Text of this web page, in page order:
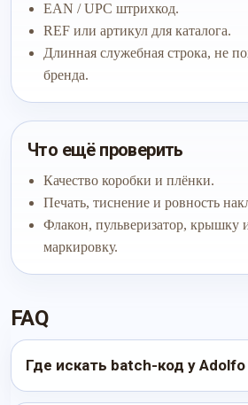
EAN / UPC штрихкод.
REF или артикул для каталога.
Длинная служебная строка, не
бренда.
Что ещё проверить
Качество коробки и плёнки.
Печать, тиснение и ровность
Флакон, пульверизатор,
маркировку.
FAQ
Где искать batch-код у